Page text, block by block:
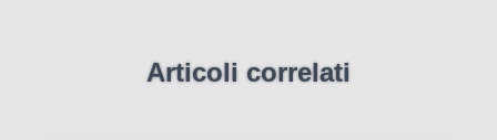
Articoli correlati